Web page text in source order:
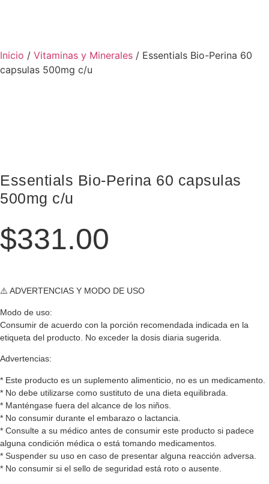
Inicio / Vitaminas y Minerales / Essentials Bio-Perina 60
capsulas 500mg c/u
Essentials Bio-Perina 60 capsulas
500mg c/u
$331.00
⚠️ ADVERTENCIAS Y MODO DE USO
Modo de uso:
Consumir de acuerdo con la porción recomendada indicada en la
etiqueta del producto. No exceder la dosis diaria sugerida.
Advertencias:
* Este producto es un suplemento alimenticio, no es un medicamento.
* No debe utilizarse como sustituto de una dieta equilibrada.
* Manténgase fuera del alcance de los niños.
* No consumir durante el embarazo o lactancia.
* Consulte a su médico antes de consumir este producto si padece
alguna condición médica o está tomando medicamentos.
* Suspender su uso en caso de presentar alguna reacción adversa.
* No consumir si el sello de seguridad está roto o ausente.